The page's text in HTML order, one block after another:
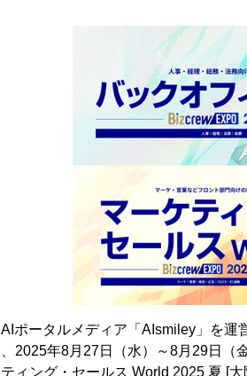
AIポータルメディア「AIsmiley」を運
、2025年8月27日（水）～8月29日
ティング・セールス World 2025 夏 [大